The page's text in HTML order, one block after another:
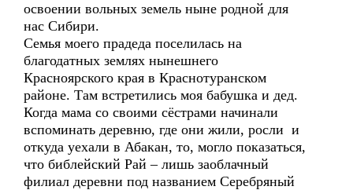
освоении вольных земель ныне родной для
нас Сибири.
Семья моего прадеда поселилась на
благодатных землях нынешнего
Красноярского края в Краснотуранском
районе. Там встретились моя бабушка и дед.
Когда мама со своими сёстрами начинали
вспоминать деревню, где они жили, росли и
откуда уехали в Абакан, то, могло показаться,
что библейский Рай – лишь заоблачный
филиал деревни под названием Серебряный